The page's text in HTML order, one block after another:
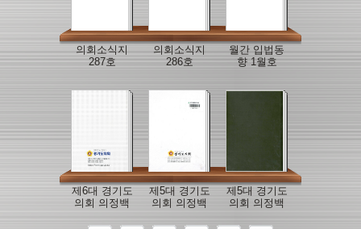
의회소식지
287호
의회소식지
286호
월간 입법동
향 1월호
제6대 경기도
의회 의정백
제5대 경기도
의회 의정백
제5대 경기도
의회 의정백